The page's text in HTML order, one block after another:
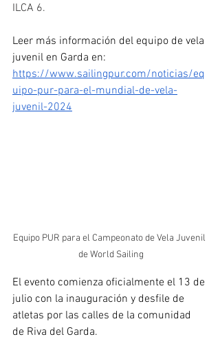
ILCA 6.
Leer más información del equipo de vela
juvenil en Garda en:
https://www.sailingpur.com/noticias/eq
uipo-pur-para-el-mundial-de-vela-
juvenil-2024
Equipo PUR para el Campeonato de Vela Juvenil
de World Sailing
El evento comienza oficialmente el 13 de
julio con la inauguración y desfile de
atletas por las calles de la comunidad
de Riva del Garda.